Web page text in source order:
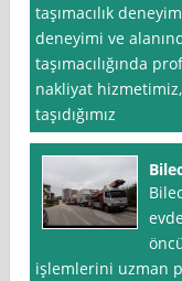
taşımacılık
deneyimi ve
taşımacılığında
nakliyat
taşıdığımız
işlemlerini uzman